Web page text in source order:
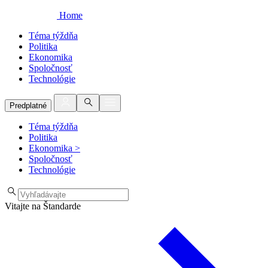
Home
Téma týždňa
Politika
Ekonomika
Spoločnosť
Technológie
Predplatné
Téma týždňa
Politika
Ekonomika >
Spoločnosť
Technológie
Vitajte na Štandarde